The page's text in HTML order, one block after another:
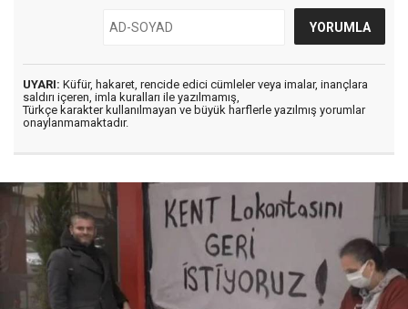
UYARI: Küfür, hakaret, rencide edici cümleler veya imalar, inançlara
saldırı içeren, imla kuralları ile yazılmamış,
Türkçe karakter kullanılmayan ve büyük harflerle yazılmış yorumlar
onaylanmamaktadır.